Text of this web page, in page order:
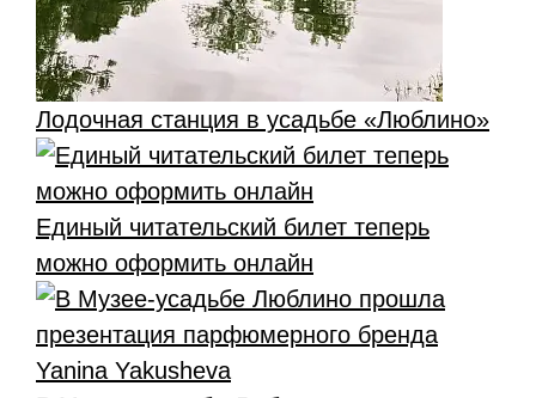
Лодочная станция в усадьбе «Люблино»
Единый читательский билет теперь
можно оформить онлайн